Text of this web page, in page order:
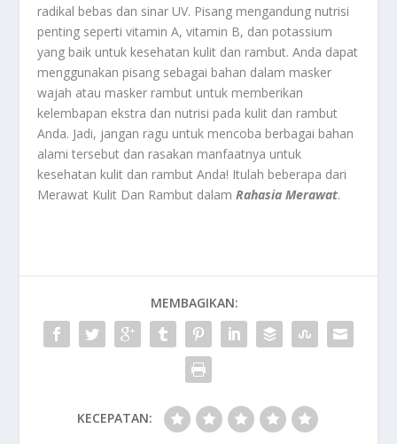
radikal bebas dan sinar UV. Pisang mengandung nutrisi
penting seperti vitamin A, vitamin B, dan potassium
yang baik untuk kesehatan kulit dan rambut. Anda dapat
menggunakan pisang sebagai bahan dalam masker
wajah atau masker rambut untuk memberikan
kelembapan ekstra dan nutrisi pada kulit dan rambut
Anda. Jadi, jangan ragu untuk mencoba berbagai bahan
alami tersebut dan rasakan manfaatnya untuk
kesehatan kulit dan rambut Anda! Itulah beberapa dari
Merawat Kulit Dan Rambut dalamRahasia Merawat.
MEMBAGIKAN:
KECEPATAN: